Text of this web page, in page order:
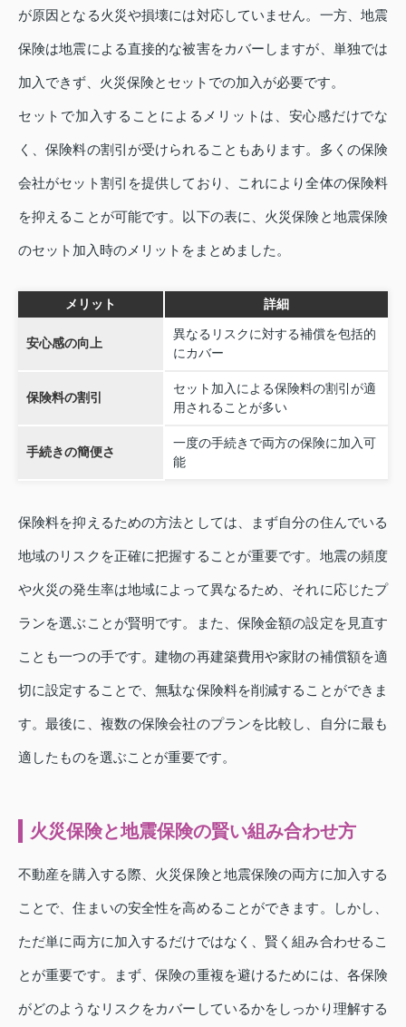
が原因となる火災や損壊には対応していません。一方、地震
保険は地震による直接的な被害をカバーしますが、単独では
加入できず、火災保険とセットでの加入が必要です。
セットで加入することによるメリットは、安心感だけでな
く、保険料の割引が受けられることもあります。多くの保険
会社がセット割引を提供しており、これにより全体の保険料
を抑えることが可能です。以下の表に、火災保険と地震保険
のセット加入時のメリットをまとめました。
メリット 詳細
安心感の向上
異なるリスクに対する補償を包括的
にカバー
保険料の割引
セット加入による保険料の割引が適
用されることが多い
手続きの簡便さ
一度の手続きで両方の保険に加入可
能
保険料を抑えるための方法としては、まず自分の住んでいる
地域のリスクを正確に把握することが重要です。地震の頻度
や火災の発生率は地域によって異なるため、それに応じたプ
ランを選ぶことが賢明です。また、保険金額の設定を見直す
ことも一つの手です。建物の再建築費用や家財の補償額を適
切に設定することで、無駄な保険料を削減することができま
す。最後に、複数の保険会社のプランを比較し、自分に最も
適したものを選ぶことが重要です。
火災保険と地震保険の賢い組み合わせ方
不動産を購入する際、火災保険と地震保険の両方に加入する
ことで、住まいの安全性を高めることができます。しかし、
ただ単に両方に加入するだけではなく、賢く組み合わせるこ
とが重要です。まず、保険の重複を避けるためには、各保険
がどのようなリスクをカバーしているかをしっかり理解する